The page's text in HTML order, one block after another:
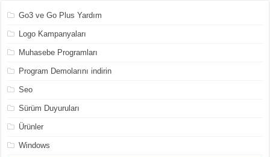
Go3 ve Go Plus Yardım
Logo Kampanyaları
Muhasebe Programları
Program Demolarını indirin
Seo
Sürüm Duyuruları
Ürünler
Windows